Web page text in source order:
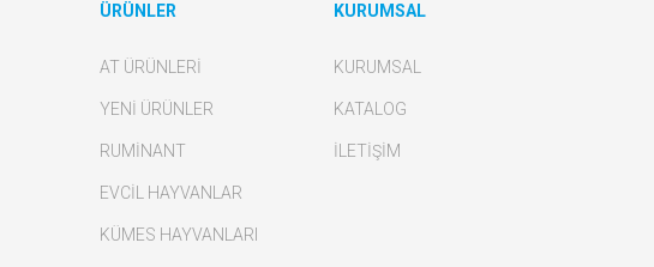
ÜRÜNLER
AT ÜRÜNLERİ
YENİ ÜRÜNLER
RUMİNANT
EVCİL HAYVANLAR
KÜMES HAYVANLARI
KURUMSAL
KURUMSAL
KATALOG
İLETİŞİM